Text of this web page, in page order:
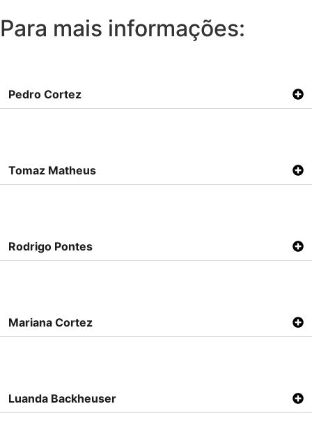
Para mais informações:
Pedro Cortez
Tomaz Matheus
Rodrigo Pontes
Mariana Cortez
Luanda Backheuser